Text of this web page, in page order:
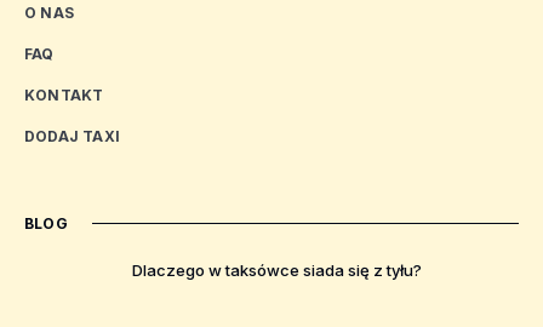
O NAS
FAQ
KONTAKT
DODAJ TAXI
BLOG
Dlaczego w taksówce siada się z tyłu?